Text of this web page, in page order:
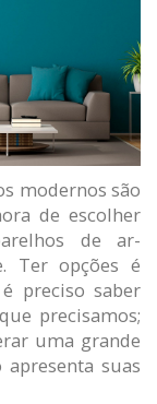
modernos são
de escolher
de ar-
Ter opções é
preciso saber
precisamos;
uma grande
suas